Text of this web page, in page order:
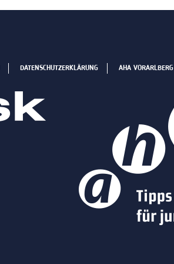
DATENSCHUTZERKLÄRUNG AHA VORARLBERG